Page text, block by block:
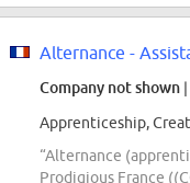
Company not shown
Apprenticeship,
“Alternance
Prodigious France